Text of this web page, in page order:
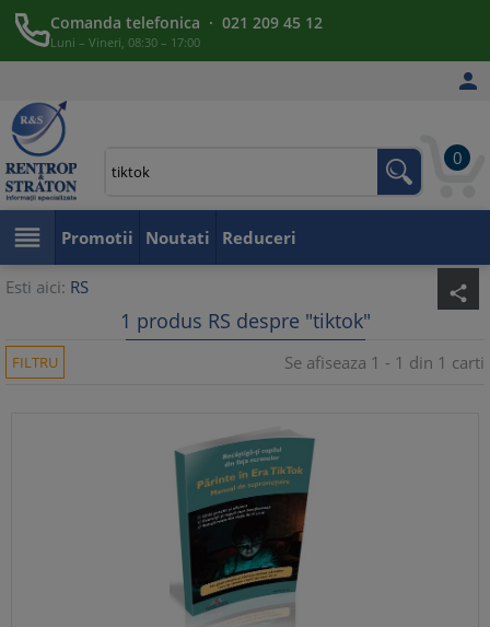
Comanda telefonica · 021 209 45 12
Luni – Vineri, 08:30 – 17:00

0
 Promotii Noutati Reduceri
Esti aici: RS share
1 produs RS despre "tiktok"
FILTRU Se afiseaza 1 - 1 din 1 carti